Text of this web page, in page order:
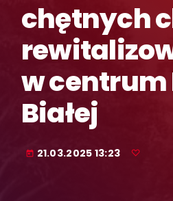
chętnych
w
Białej
today 21.03.2025 13:23